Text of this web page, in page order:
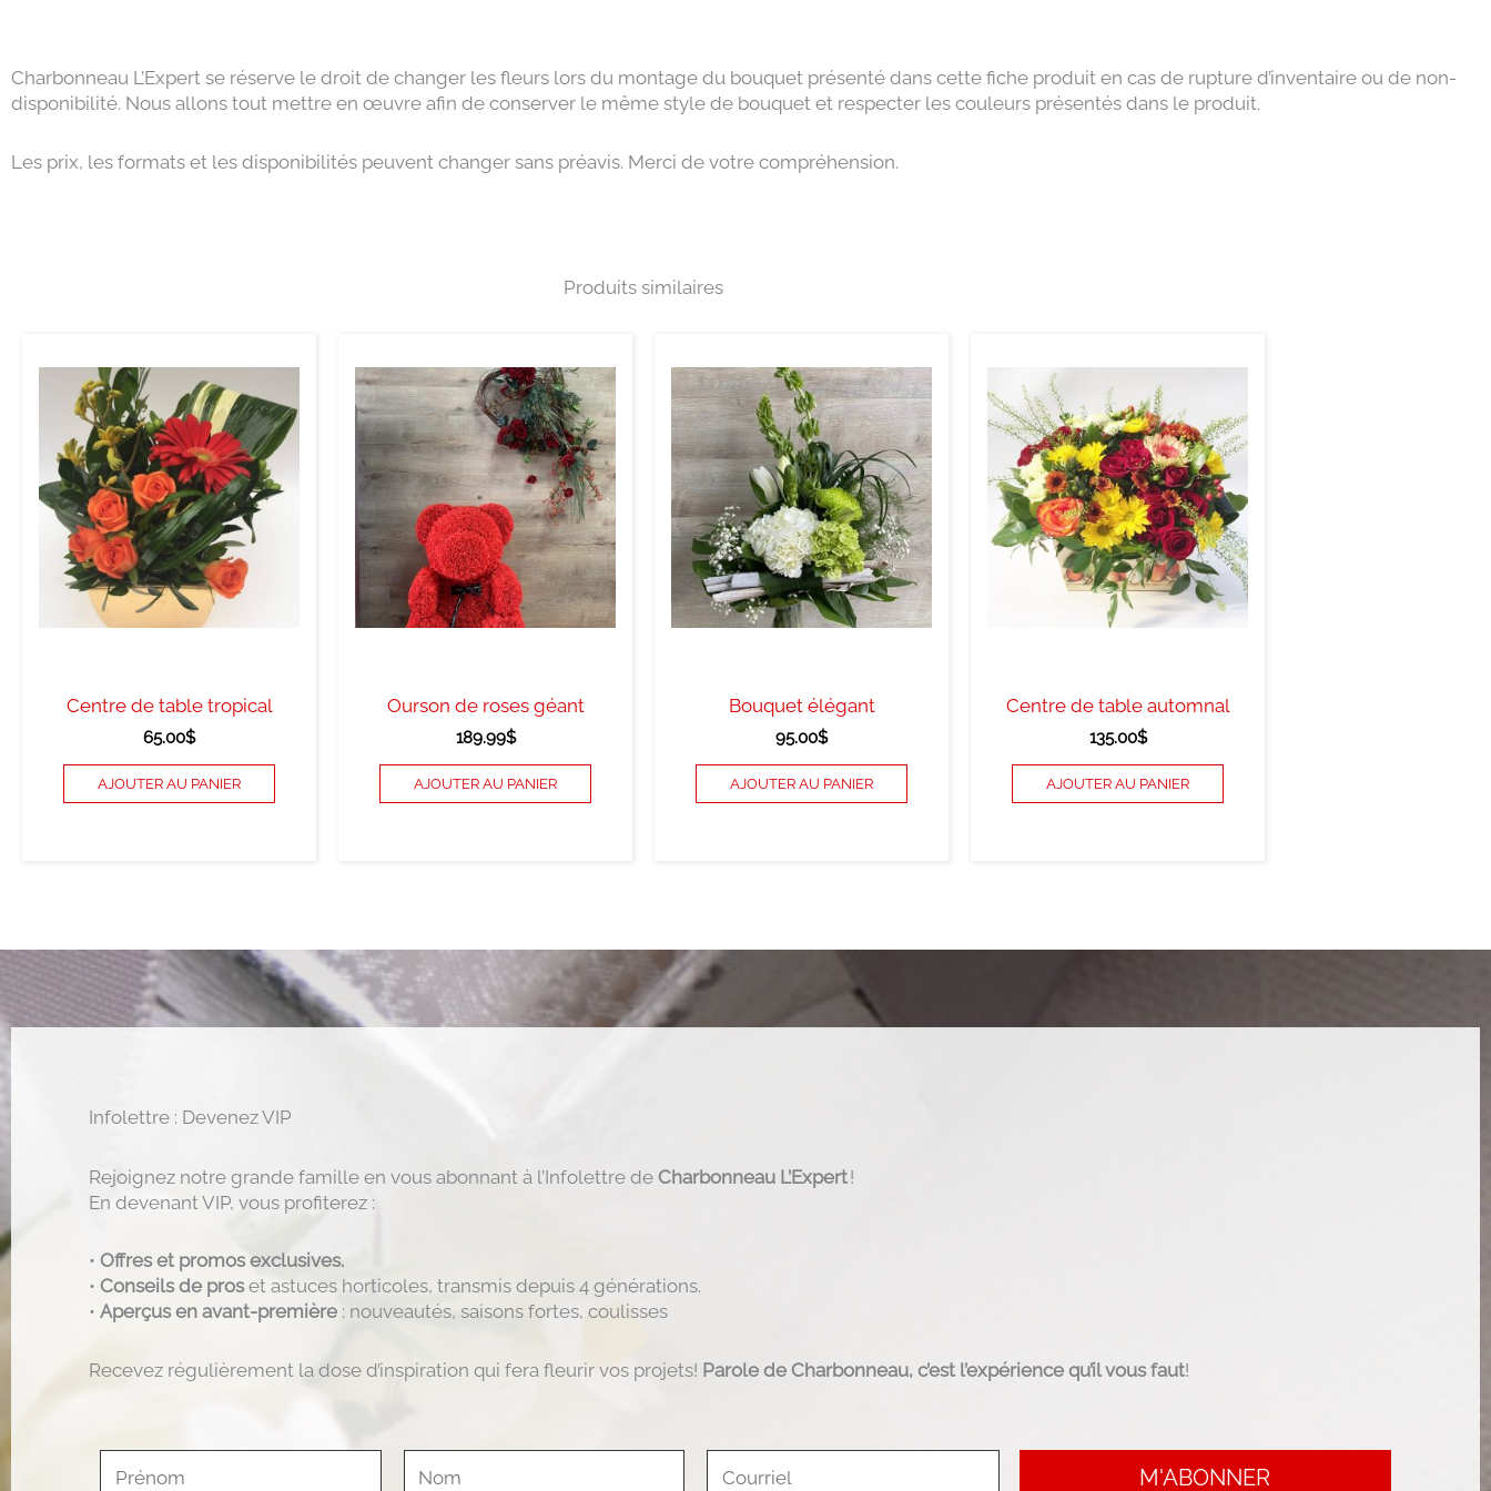
i
n
Charbonneau L’Expert se réserve le droit de changer les fleurs lors du montage du bouquet présenté dans cette fiche produit en cas de rupture d’inventaire ou de non-
disponibilité. Nous allons tout mettre en œuvre afin de conserver le même style de bouquet et respecter les couleurs présentés dans le produit.
Les prix, les formats et les disponibilités peuvent changer sans préavis. Merci de votre compréhension.
Produits similaires
Centre de table tropical
65.00$
AJOUTER AU PANIER
Ourson de roses géant
189.99$
AJOUTER AU PANIER
Bouquet élégant
95.00$
AJOUTER AU PANIER
Centre de table automnal
135.00$
AJOUTER AU PANIER
Infolettre : Devenez VIP
Rejoignez notre grande famille en vous abonnant à l’Infolettre de Charbonneau L’Expert!
En devenant VIP, vous profiterez :
• Offres et promos exclusives.
• Conseils de proset astuces horticoles, transmis depuis 4 générations.
• Aperçus en avant-première : nouveautés, saisons fortes, coulisses
Recevez régulièrement la dose d’inspiration qui fera fleurir vos projets! Parole de Charbonneau, c’est l’expérience qu’il vous faut!